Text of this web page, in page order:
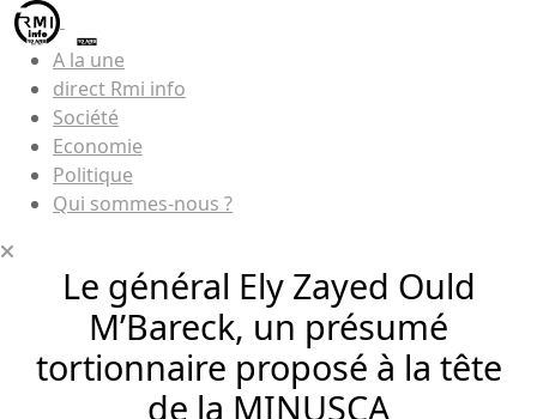
A la une
direct Rmi info
Société
Economie
Politique
Qui sommes-nous ?
Le général Ely Zayed Ould
M’Bareck, un présumé
tortionnaire proposé à la tête
de la MINUSCA